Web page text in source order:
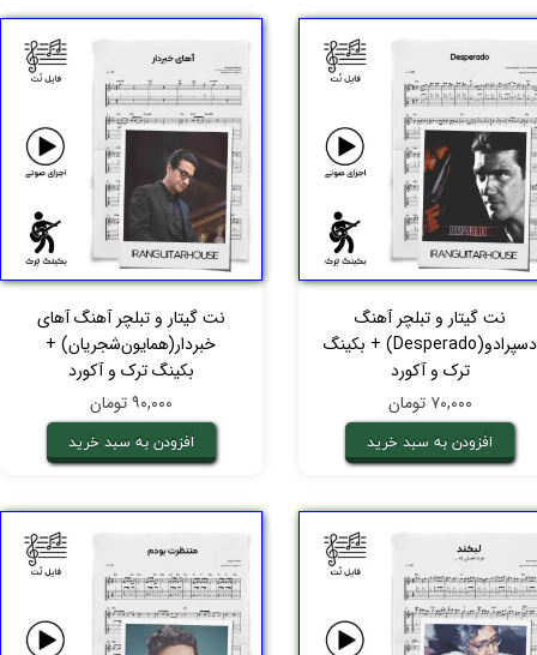
نت گیتار و تبلچر آهنگ
دسپرادو(Desperado) + بکینگ
ترک و آکورد
۷۰,۰۰۰ تومان
افزودن به سبد خرید
نت گیتار و تبلچر آهنگ آهای‌
خبردار(همایون‌شجریان) +
بکینگ ترک و آکورد
۹۰,۰۰۰ تومان
افزودن به سبد خرید